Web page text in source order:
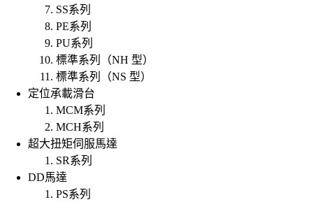
SS系列
PE系列
PU系列
標準系列（NH 型）
標準系列（NS 型）
定位承載滑台
MCM系列
MCH系列
超大扭矩伺服馬達
SR系列
DD馬達
PS系列